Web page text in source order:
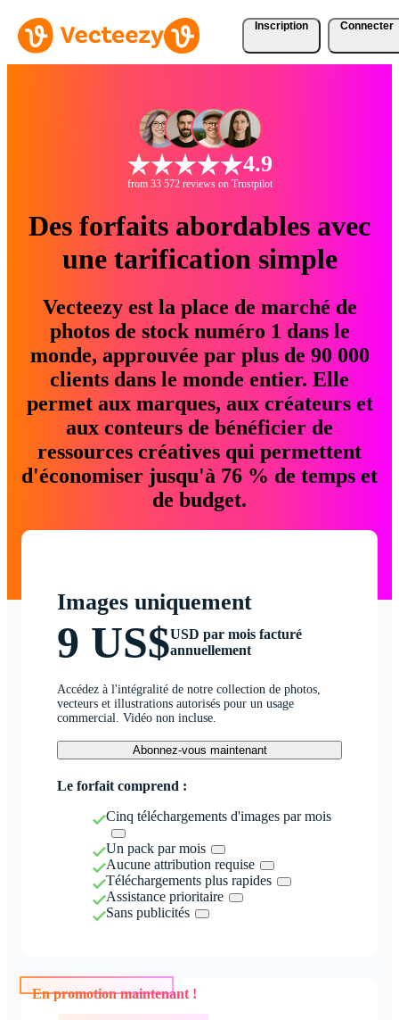
Inscription Connecter
4.9
from 33 572 reviews on Trustpilot
Des forfaits abordables avec
une tarification simple
Vecteezy est la place de marché de
photos de stock numéro 1 dans le
monde, approuvée par plus de 90 000
clients dans le monde entier. Elle
permet aux marques, aux créateurs et
aux conteurs de bénéficier de
ressources créatives qui permettent
d'économiser jusqu'à 76 % de temps et
de budget.
Images uniquement
9 US$USD par mois facturé
annuellement
Accédez à l'intégralité de notre collection de photos,
vecteurs et illustrations autorisés pour un usage
commercial. Vidéo non incluse.
Abonnez-vous maintenant
Le forfait comprend :
Cinq téléchargements d'images par mois
Un pack par mois
Aucune attribution requise
Téléchargements plus rapides
Assistance prioritaire
Sans publicités
En promotion maintenant !